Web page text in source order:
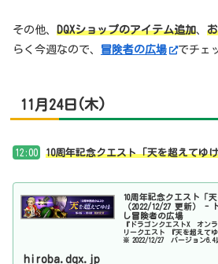
その他、 DQXショップのアイテム追加、
らく今週なので、 冒険者の広場 でチェ
11月24日(木)
12:00 10周年記念クエスト「天を超えてゆ
10周年記念クエスト「
（2022/12/27 更新） -
し冒険者の広場
『ドラゴンクエストX オン
リークエスト 『天を超えて
※ 2022/12/27 バージョン6.4
hiroba.dqx.jp